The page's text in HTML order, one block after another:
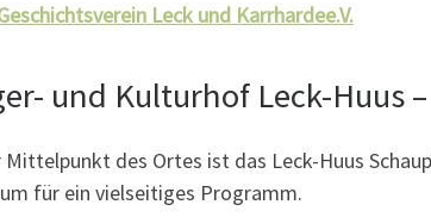
Leck und Karrhardee.V.
und Kulturhof Leck-Huus
des Ortes ist das Leck-Huus
für ein vielseitiges Programm.